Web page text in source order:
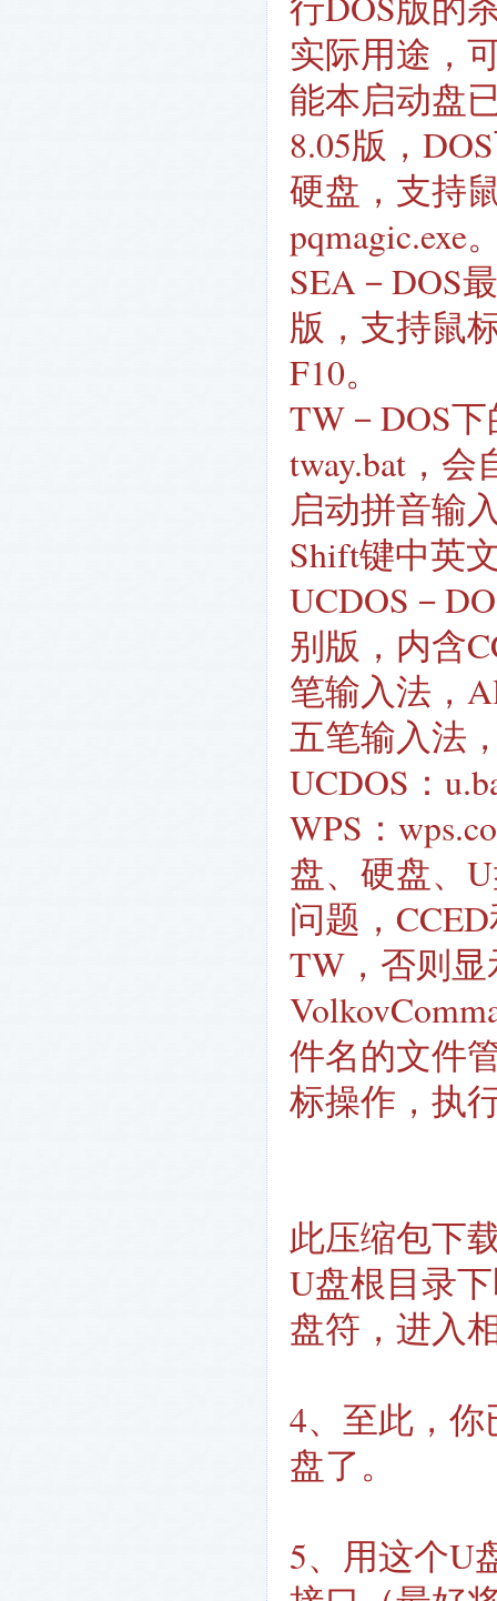
实际用途，
能本启动盘
8.05版，
硬盘，支持
pqmagic.exe
SEA－DOS
版，支持鼠
F10。
TW－DOS
tway.bat，
启动拼音输
Shift键中英
UCDOS－
别版，内含
笔输入法，
五笔输入法
UCDOS：
WPS：
盘、硬盘、
问题，
TW，否则
件名的文件
标操作，执
此压缩包下
U盘根目录
盘符，进入
4、至此，
盘了。
5、用这个U